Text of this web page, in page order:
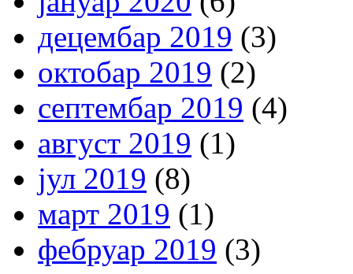
децембар 2019 (3)
октобар 2019 (2)
септембар 2019 (4)
август 2019 (1)
јул 2019 (8)
март 2019 (1)
фебруар 2019 (3)